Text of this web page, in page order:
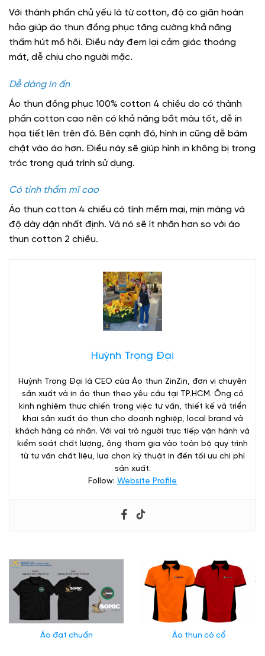
Với thành phần chủ yếu là từ cotton, độ co giãn hoàn
hảo giúp áo thun đồng phục tăng cường khả năng
thấm hút mồ hôi. Điều này đem lại cảm giác thoáng
mát, dễ chịu cho người mặc.
Dễ dàng in ấn
Áo thun đồng phục 100% cotton 4 chiều do có thành
phần cotton cao nên có khả năng bắt màu tốt, dễ in
họa tiết lên trên đó. Bên cạnh đó, hình in cũng dễ bám
chặt vào áo hơn. Điều này sẽ giúp hình in không bị trong
tróc trong quá trình sử dụng.
Có tính thẩm mĩ cao
Áo thun cotton 4 chiều có tính mềm mại, mịn màng và
độ dày dặn nhất định. Và nó sẽ ít nhăn hơn so với áo
thun cotton 2 chiều.
Huỳnh Trọng Đại
Huỳnh Trọng Đại là CEO của Áo thun ZinZin, đơn vị chuyên
sản xuất và in áo thun theo yêu cầu tại TP.HCM. Ông có
kinh nghiệm thực chiến trong việc tư vấn, thiết kế và triển
khai sản xuất áo thun cho doanh nghiệp, local brand và
khách hàng cá nhân. Với vai trò người trực tiếp vận hành và
kiểm soát chất lượng, ông tham gia vào toàn bộ quy trình
từ tư vấn chất liệu, lựa chọn kỹ thuật in đến tối ưu chi phí
sản xuất.
Follow: Website Profile
Áo đạt chuẩn Áo thun có cổ